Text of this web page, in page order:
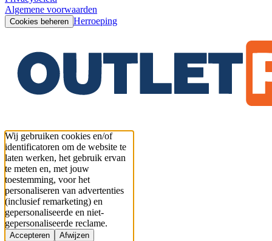
Algemene voorwaarden
Cookies beheren Herroeping
Wij gebruiken cookies en/of
identificatoren om de website te
laten werken, het gebruik ervan
te meten en, met jouw
toestemming, voor het
personaliseren van advertenties
(inclusief remarketing) en
gepersonaliseerde en niet-
gepersonaliseerde reclame.
Accepteren
Afwijzen